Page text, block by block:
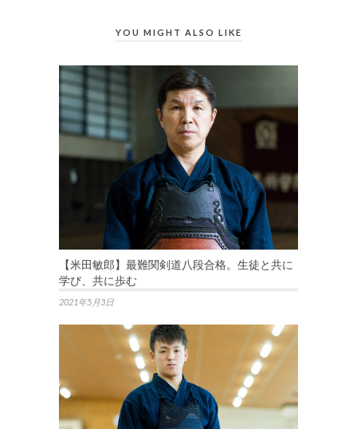
YOU MIGHT ALSO LIKE
【米田敏郎】最難関剣道八段合格。生徒と共に
学び、共に歩む
2021年5月3日